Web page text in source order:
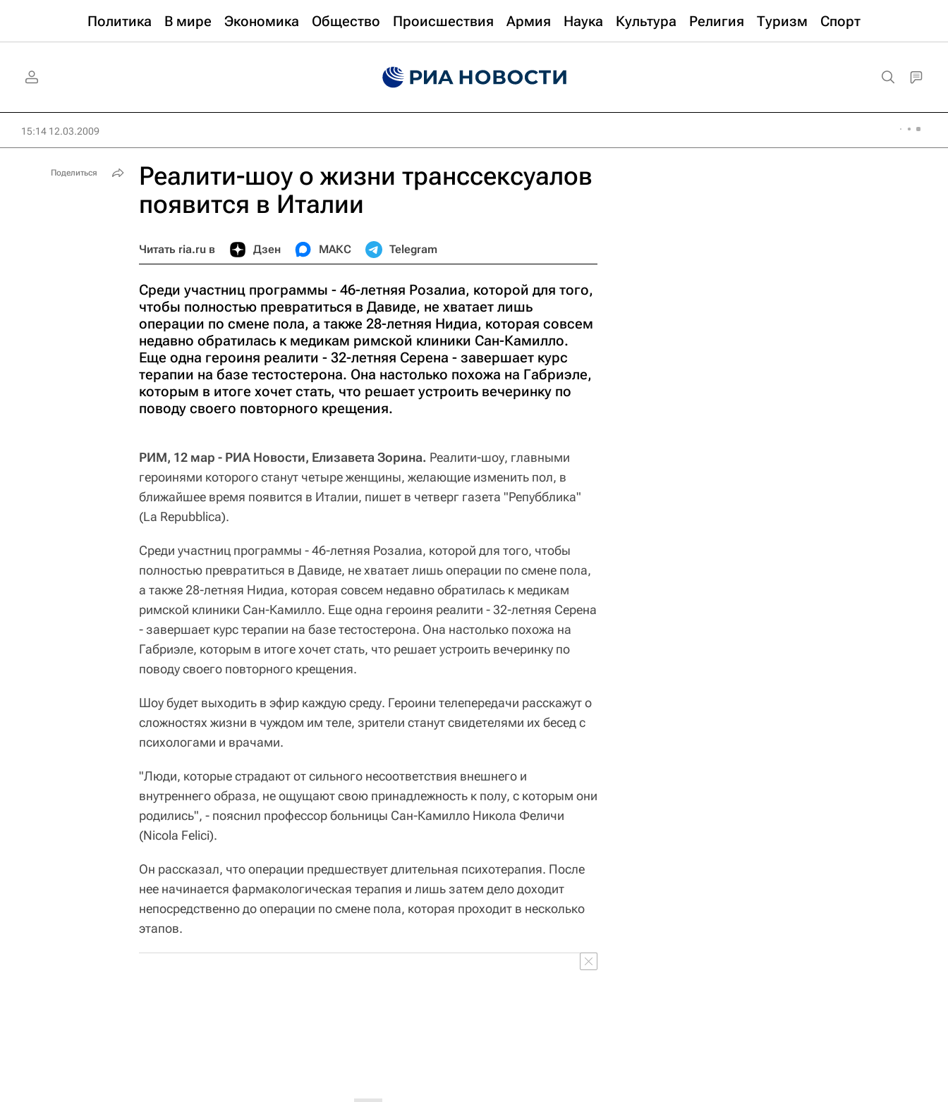
Политика В мире Экономика Общество Происшествия Армия Наука Культура Религия Туризм Спорт
15:14 12.03.2009
Реалити-шоу о жизни транссексуалов
появится в Италии
Читать ria.ru в Дзен МАКС Telegram
Среди участниц программы - 46-летняя Розалиа, которой для того,
чтобы полностью превратиться в Давиде, не хватает лишь
операции по смене пола, а также 28-летняя Нидиа, которая совсем
недавно обратилась к медикам римской клиники Сан-Камилло.
Еще одна героиня реалити - 32-летняя Серена - завершает курс
терапии на базе тестостерона. Она настолько похожа на Габриэле,
которым в итоге хочет стать, что решает устроить вечеринку по
поводу своего повторного крещения.
РИМ, 12 мар - РИА Новости, Елизавета Зорина. Реалити-шоу, главными
героинями которого станут четыре женщины, желающие изменить пол, в
ближайшее время появится в Италии, пишет в четверг газета "Репубблика"
(La Repubblica).
Среди участниц программы - 46-летняя Розалиа, которой для того, чтобы
полностью превратиться в Давиде, не хватает лишь операции по смене пола,
а также 28-летняя Нидиа, которая совсем недавно обратилась к медикам
римской клиники Сан-Камилло. Еще одна героиня реалити - 32-летняя Серена
- завершает курс терапии на базе тестостерона. Она настолько похожа на
Габриэле, которым в итоге хочет стать, что решает устроить вечеринку по
поводу своего повторного крещения.
Шоу будет выходить в эфир каждую среду. Героини телепередачи расскажут о
сложностях жизни в чуждом им теле, зрители станут свидетелями их бесед с
психологами и врачами.
"Люди, которые страдают от сильного несоответствия внешнего и
внутреннего образа, не ощущают свою принадлежность к полу, с которым они
родились", - пояснил профессор больницы Сан-Камилло Никола Феличи
(Nicola Felici).
Он рассказал, что операции предшествует длительная психотерапия. После
нее начинается фармакологическая терапия и лишь затем дело доходит
непосредственно до операции по смене пола, которая проходит в несколько
этапов.
Поделиться